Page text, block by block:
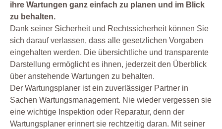
ihre Wartungen ganz einfach zu planen und im Blick
zu behalten.
Dank seiner Sicherheit und Rechtssicherheit können Sie
sich darauf verlassen, dass alle gesetzlichen Vorgaben
eingehalten werden. Die übersichtliche und transparente
Darstellung ermöglicht es ihnen, jederzeit den Überblick
über anstehende Wartungen zu behalten.
Der Wartungsplaner ist ein zuverlässiger Partner in
Sachen Wartungsmanagement. Nie wieder vergessen sie
eine wichtige Inspektion oder Reparatur, denn der
Wartungsplaner erinnert sie rechtzeitig daran. Mit seiner